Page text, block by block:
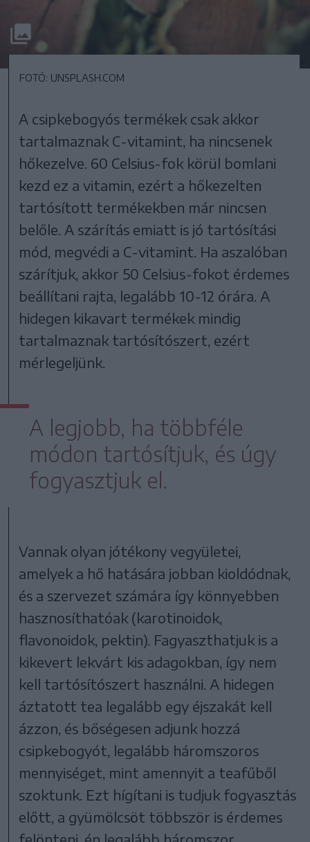
FOTÓ: UNSPLASH.COM
A csipkebogyós termékek csak akkor
tartalmaznak C-vitamint, ha nincsenek
hőkezelve. 60 Celsius-fok körül bomlani
kezd ez a vitamin, ezért a hőkezelten
tartósított termékekben már nincsen
belőle. A szárítás emiatt is jó tartósítási
mód, megvédi a C-vitamint. Ha aszalóban
szárítjuk, akkor 50 Celsius-fokot érdemes
beállítani rajta, legalább 10-12 órára. A
hidegen kikavart termékek mindig
tartalmaznak tartósítószert, ezért
mérlegeljünk.
A legjobb, ha többféle
módon tartósítjuk, és úgy
fogyasztjuk el.
Vannak olyan jótékony vegyületei,
amelyek a hő hatására jobban kioldódnak,
és a szervezet számára így könnyebben
hasznosíthatóak (karotinoidok,
flavonoidok, pektin). Fagyaszthatjuk is a
kikevert lekvárt kis adagokban, így nem
kell tartósítószert használni. A hidegen
áztatott tea legalább egy éjszakát kell
ázzon, és bőségesen adjunk hozzá
csipkebogyót, legalább háromszoros
mennyiséget, mint amennyit a teafűből
szoktunk. Ezt hígítani is tudjuk fogyasztás
előtt, a gyümölcsöt többször is érdemes